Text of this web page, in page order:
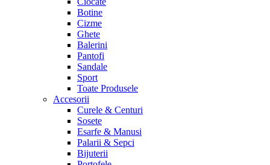
Botine
Cizme
Ghete
Balerini
Pantofi
Sandale
Sport
Toate Produsele
Accesorii
Curele & Centuri
Sosete
Esarfe & Manusi
Palarii & Sepci
Bijuterii